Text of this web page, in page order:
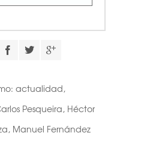
actualidad,
Pesqueira, Héctor
, Manuel Fernández